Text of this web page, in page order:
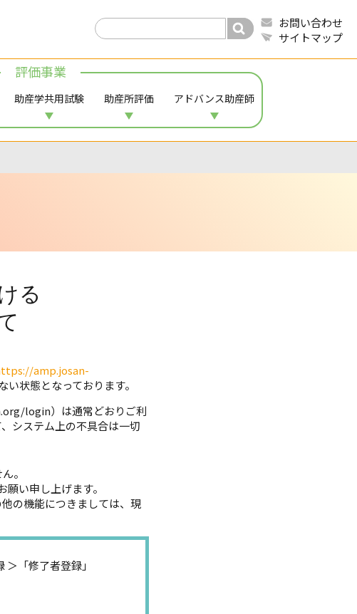
評価事業
助産学共用試験 助産所評価 アドバンス助産師
お問い合わせ
サイトマップ
る
amp.josan-
状態となっております。
login）は通常どおりご利
システム上の不具合は一切
。
い申し上げます。
の機能につきましては、現
＞「修了者登録」